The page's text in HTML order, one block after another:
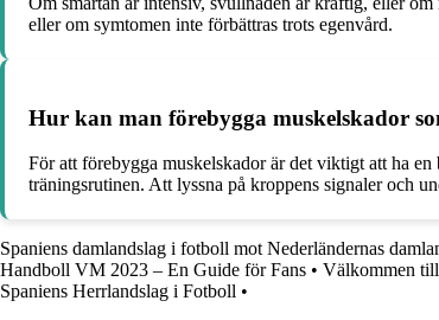
eller om symtomen inte förbättras trots egenvård.
Hur kan man förebygga muskelskador
För att förebygga muskelskador är det viktigt att ha
träningsrutinen. Att lyssna på kroppens signaler och
Spaniens damlandslag i fotboll mot Nederländernas
Handboll VM 2023 – En Guide för Fans • Välkommen
Spaniens Herrlandslag i Fotboll •